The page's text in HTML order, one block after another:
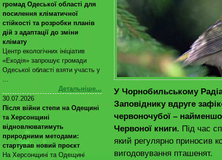
громад Одеської області для
посилення кліматичної
стійкості та розробки планів
дій з адаптації до зміни
клімату
Центр екологічних ініціатив
«Екодія» запрошує громади
Одеської області взяти участь у
...
Детальніше...
30.07.2026
Після війни степи на Одещині
та Херсонщині
відновлюватимуть
природними методами:
стартував новий проєкт
На Херсонщині та Одещині
У Чорнобильському
Заповіднику вдруге
червоночубої –
Червоної книги. Під час
який регулярно приносив
вигодовування пташенят.